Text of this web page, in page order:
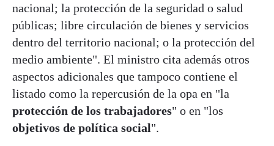
nacional; la protección de la seguridad o salud
públicas; libre circulación de bienes y servicios
dentro del territorio nacional; o la protección del
medio ambiente". El ministro cita además otros
aspectos adicionales que tampoco contiene el
listado como la repercusión de la opa en "la
protección de los trabajadores" o en "los
objetivos de política social".